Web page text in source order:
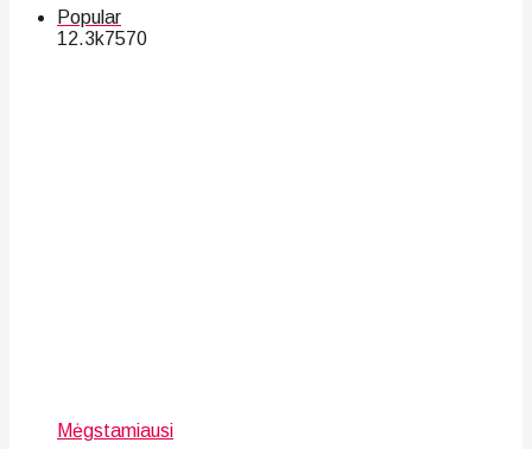
Popular
12.3k7570
Mėgstamiausi